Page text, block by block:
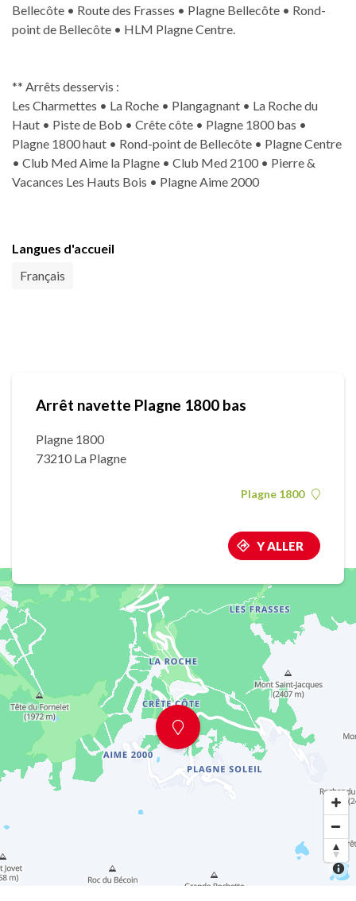
Bellecôte • Route des Frasses • Plagne Bellecôte • Rond-
point de Bellecôte • HLM Plagne Centre.
** Arrêts desservis :
Les Charmettes • La Roche • Plangagnant • La Roche du
Haut • Piste de Bob • Crête côte • Plagne 1800 bas •
Plagne 1800 haut • Rond-point de Bellecôte • Plagne Centre
• Club Med Aime la Plagne • Club Med 2100 • Pierre &
Vacances Les Hauts Bois • Plagne Aime 2000
Langues d'accueil
Français
Arrêt navette Plagne 1800 bas
Plagne 1800
73210 La Plagne
Plagne 1800
Y ALLER